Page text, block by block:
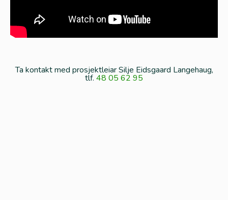
Ta kontakt med prosjektleiar Silje Eidsgaard Langehaug,
tlf. 48 05 62 95